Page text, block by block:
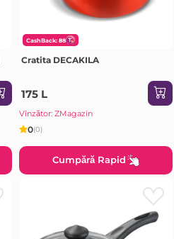
CashBack: 88
Cratita DECAKILA
175 L
Vînzător: ZMagazin
0(0)
Cumpără Rapid